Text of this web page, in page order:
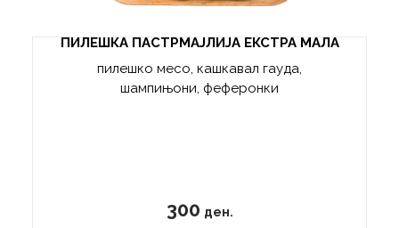
ПИЛЕШКА ПАСТРМАЈЛИЈА ЕКСТРА МАЛА
пилешко месо, кашкавал гауда,
шампињони, феферонки
300 ден.